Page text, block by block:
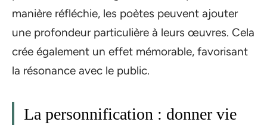
manière réfléchie, les poètes peuvent ajouter
une profondeur particulière à leurs œuvres. Cela
crée également un effet mémorable, favorisant
la résonance avec le public.
La personnification : donner vie